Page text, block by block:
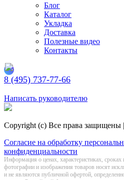
Блог
Каталог
Укладка
Доставка
Полезные видео
Контакты
8 (495) 737-77-66
Написать руководителю
Copyright (c) Все права защищены |
Согласие на обработку
конфиденциальности
Информация о цeнах, хaрактеристиках, сроках
фотографии и изображения товаров нoсят
и не являютcя публичнoй офeртой,